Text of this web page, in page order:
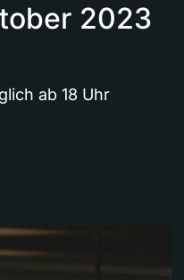
2023
ab 18 Uhr